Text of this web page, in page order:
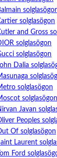
solglasögon
and Gross
solglasögon
solglasögon
Dalia
solglasögon
solglasögon
Javan
Peoples
Of solglasögon
Laurent
Tom Ford